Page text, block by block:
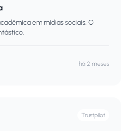
em mídias sociais. O
há 2 meses
Trustpilot